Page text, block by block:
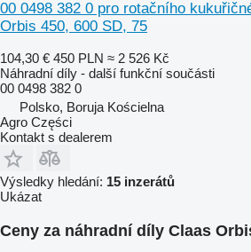
00 0498 382 0 pro rotačního
Orbis 450, 600 SD, 75
104,30 € 450 PLN ≈ 2 526 Kč
Náhradní díly - další funkční součásti
00 0498 382 0
Polsko, Boruja Kościelna
Agro Części
Kontakt s dealerem
Výsledky hledání: 15 inzerátů
Ukázat
Ceny za náhradní díly Claas